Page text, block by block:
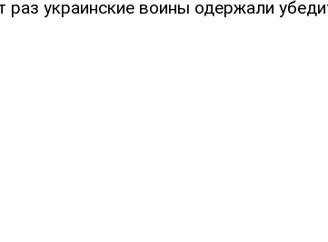
раз украинские воины одержали